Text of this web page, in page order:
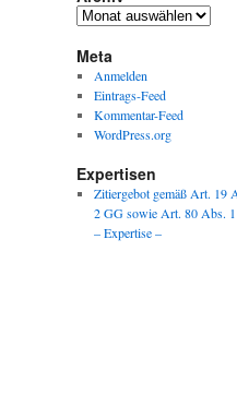
Archiv
Meta
Anmelden
Eintrags-Feed
Kommentar-Feed
WordPress.org
Expertisen
Zitiergebot gemäß Art. 19
2 GG sowie Art. 80 Abs.
– Expertise –